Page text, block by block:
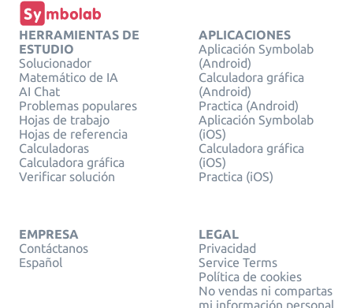
HERRAMIENTAS DE
ESTUDIO
Solucionador
Matemático de IA
AI Chat
Problemas populares
Hojas de trabajo
Hojas de referencia
Calculadoras
Calculadora gráfica
Verificar solución
APLICACIONES
Aplicación Symbolab
(Android)
Calculadora gráfica
(Android)
Practica (Android)
Aplicación Symbolab
(iOS)
Calculadora gráfica
(iOS)
Practica (iOS)
EMPRESA
Contáctanos
Español
LEGAL
Privacidad
Service Terms
Política de cookies
No vendas ni compartas